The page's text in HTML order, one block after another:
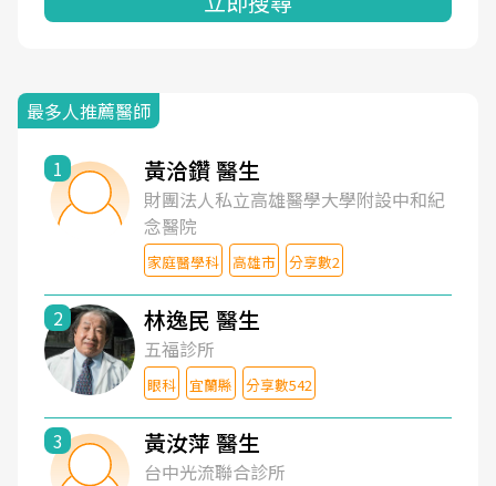
最多人推薦醫師
1 黃洽鑽 醫生
財團法人私立高雄醫學大學附設中和紀
念醫院
家庭醫學科 高雄市 分享數2
2 林逸民 醫生
五福診所
眼科 宜蘭縣 分享數542
3 黃汝萍 醫生
台中光流聯合診所